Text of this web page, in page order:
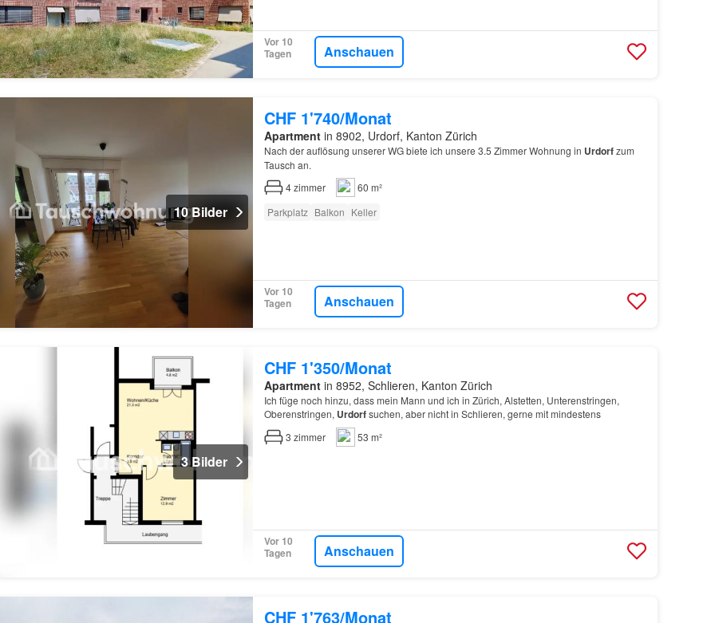
Vor 10
Tagen
Anschauen
10 Bilder
CHF 1'740/Monat
Apartmentin 8902, Urdorf, Kanton Zürich
Nach der auflösung unserer WG biete ich unsere 3.5 Zimmer Wohnung in Urdorfzum
Tausch an.
4zimmer
60 m²
Parkplatz Balkon Keller
Vor 10
Tagen
Anschauen
3 Bilder
CHF 1'350/Monat
Apartmentin 8952, Schlieren, Kanton Zürich
Ich füge noch hinzu, dass mein Mann und ich in Zürich, Alstetten, Unterenstringen,
Oberenstringen, Urdorfsuchen, aber nicht in Schlieren, gerne mit mindestens
3 zimmer 53 m²
Vor 10
Tagen
Anschauen
CHF 1'763/Monat